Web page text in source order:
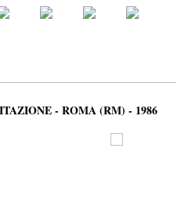
- ROMA (RM) - 1986